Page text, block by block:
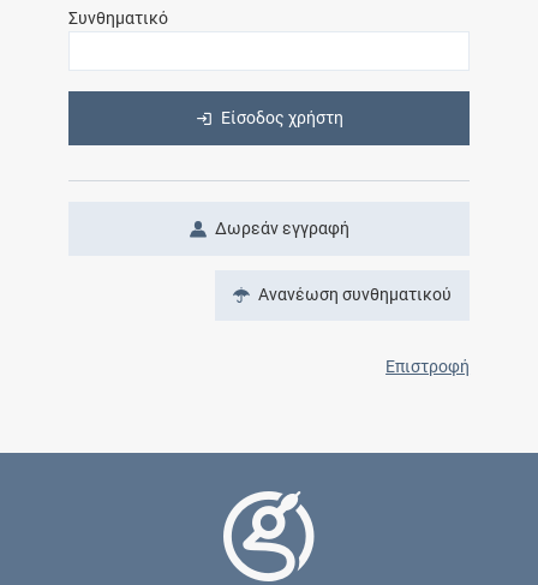
Συνθηματικό
Είσοδος χρήστη
Δωρεάν εγγραφή
Ανανέωση συνθηματικού
Επιστροφή